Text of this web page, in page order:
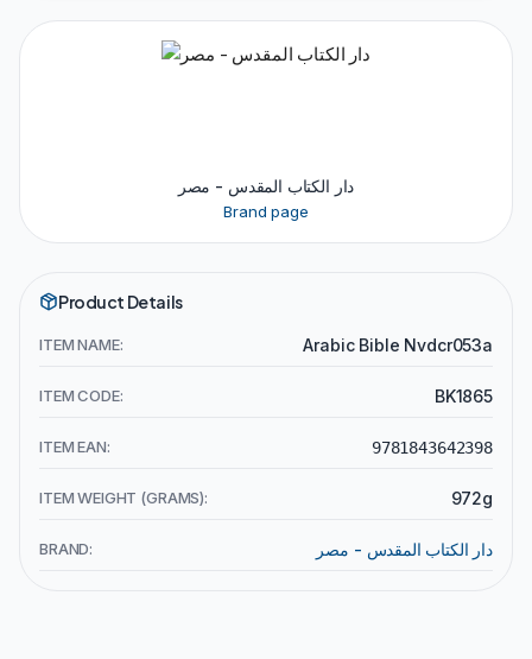
دار الكتاب المقدس - مصر
Brand page
Product Details
ITEM NAME: Arabic Bible Nvdcr053a
ITEM CODE: BK1865
ITEM EAN: 9781843642398
ITEM WEIGHT (GRAMS): 972g
BRAND: دار الكتاب المقدس - مصر